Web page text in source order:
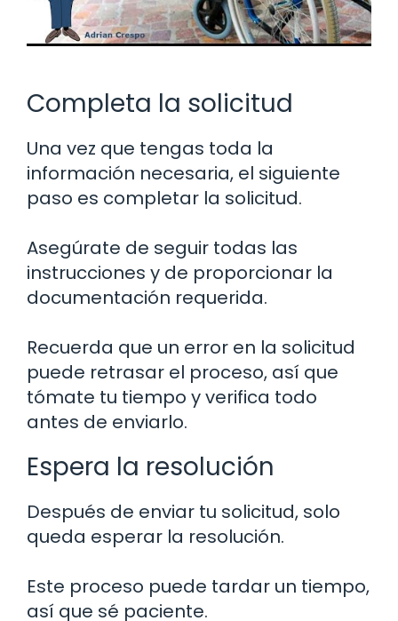
Completa la solicitud
Una vez que tengas toda la
información necesaria, el siguiente
paso es completar la solicitud.
Asegúrate de seguir todas las
instrucciones y de proporcionar la
documentación requerida.
Recuerda que un error en la solicitud
puede retrasar el proceso, así que
tómate tu tiempo y verifica todo
antes de enviarlo.
Espera la resolución
Después de enviar tu solicitud, solo
queda esperar la resolución.
Este proceso puede tardar un tiempo,
así que sé paciente.